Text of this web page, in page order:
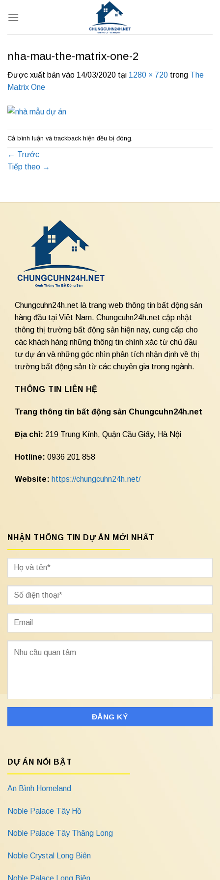
qua
nha-mau-the-matrix-one-2
Được xuất bản vào 14/03/2020 tại 1280 × 720 trong The
Matrix One
Cả bình luận và trackback hiện đều bị đóng.
← Trước
Tiếp theo →
Chungcuhn24h.net là trang web thông tin bất động sản
hàng đầu tại Việt Nam. Chungcuhn24h.net cập nhật
thông thị trường bất động sản hiện nay, cung cấp cho
các khách hàng những thông tin chính xác từ chủ đầu
tư dự án và những góc nhìn phân tích nhận định về thị
trường bất động sản từ các chuyên gia trong ngành.
THÔNG TIN LIÊN HỆ
Trang thông tin bất động sản Chungcuhn24h.net
Địa chỉ: 219 Trung Kính, Quận Cầu Giấy, Hà Nội
Hotline: 0936 201 858
Website: https://chungcuhn24h.net/
NHẬN THÔNG TIN DỰ ÁN MỚI NHẤT
DỰ ÁN NỔI BẬT
An Bình Homeland
Noble Palace Tây Hồ
Noble Palace Tây Thăng Long
Noble Crystal Long Biên
Noble Palace Long Biên